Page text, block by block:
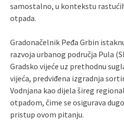
samostalno, u kontekstu
otpada.
Gradonačelnik Peđa Grbin
razvoja urbanog područja Pula
Gradsko vijeće uz prethodnu
vijeća, predviđena izgradnja
Vodnjana kao dijela šireg
otpadom, čime se osigurava
pristup ovom pitanju.